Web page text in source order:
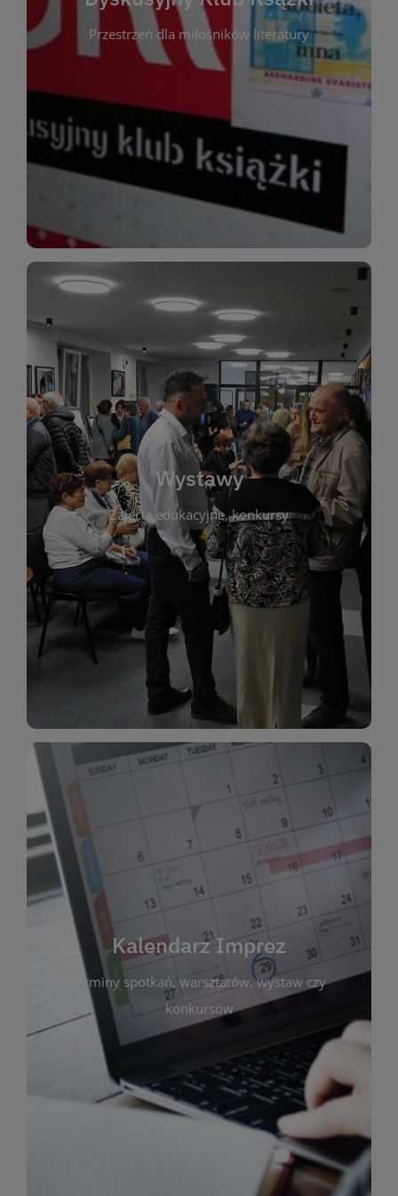
Przestrzeń dla miłośników literatury
Dyskusyjny Klub Ksążki
Dyskusyjny Klub Książki to przestrzeń dla
miłośników literatury, którzy lubią dzielić się
opiniami i emocjami po lekturze. Spotykamy się
regularnie, by rozmawiać o wybranych tytułach z
różnych gatunków literackich. Każde spotkanie to
okazja do inspirującej dyskusji, wymiany
Wystawy
Zajęcia edukacyjne, konkursy
Wystawy
Biblioteka organizuje prezentujące zarówno
sztukę lokalnych twórców, jak i zbiory tematyczne.
W tej sekcji znajdziesz informacje o aktualnych
ekspozycjach oraz archiwum wystaw z
poprzednich lat. Prezentowane prace obejmują
malarstwo, fotografię, rękodzieło i inne formy
artystyczne. Każda wystawa to wyjątkowa okazja
do kontaktu z kulturą i sztuką w przestrzeni
biblioteki. Serdecznie zapraszamy wszystkich
miłośników estetycznych doznań!
WIĘCEJ
Kalendarz Imprez
terminy spotkań, warsztatów, wystaw czy
konkursów
Kalendarz Imprez
Zakładka ta gromadzi wszystkie planowane
wydarzenia kulturalne i edukacyjne organizowane
przez bibliotekę. Możesz tu sprawdzić terminy
spotkań, warsztatów, wystaw czy konkursów.
Dzięki przejrzystemu kalendarzowi łatwo
zaplanujesz udział w interesujących Cię
wydarzeniach. Aktualizujemy harmonogram na
bieżąco, by zawsze był zgodny z planem pracy
biblioteki. Zapraszamy do śledzenia i uczestnictwa
w życiu kulturalnym miasta!
WIĘCEJ